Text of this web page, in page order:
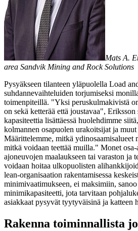
Mats A.
area Sandvik Mining and Rock Solutions
Pysyäkseen tilanteen yläpuolella Load
suhdannevaihteluiden torjumiseksi
toimenpiteillä. "Yksi peruskulmakivistä
on sekä ketterää että joustavaa",
kapasiteettia lisättäessä huolehdimme
kolmannen osapuolen urakoitsijat ja
Määrittelemme, mitkä ydinosaamisalueet
mitkä voidaan teettää muilla." Monet
ajoneuvojen maalaukseen tai varaston ja
voidaan hoitaa ulkopuolisten
lean-organisaation rakentamisessa
minimivaatimukseen, ei maksimiin,
minimikapasiteetti, jota tarvitaan
asiakkaat pysyvät tyytyväisinä ja katteen
Rakenna toiminnallista